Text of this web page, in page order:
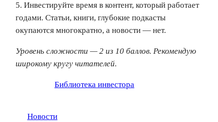
5. Инвестируйте время в контент, который работает
годами. Статьи, книги, глубокие подкасты
окупаются многократно, а новости — нет.
Уровень сложности — 2 из 10 баллов. Рекомендую
широкому кругу читателей.
Библиотека инвестора
Новости